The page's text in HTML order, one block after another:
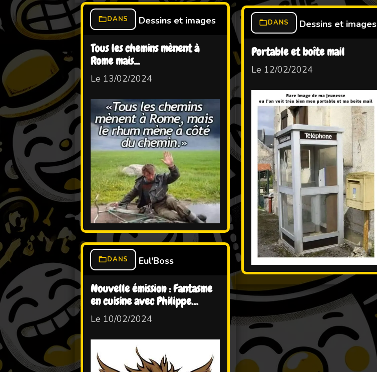
DANS Dessins et images
Tous les chemins mènent à
Rome mais...
Le 13/02/2024
DANS Dessins et images
Portable et boîte mail
Le 12/02/2024
DANS Eul'Boss
Nouvelle émission : Fantasme
en cuisine avec Philippe
Echtebaise
Le 10/02/2024